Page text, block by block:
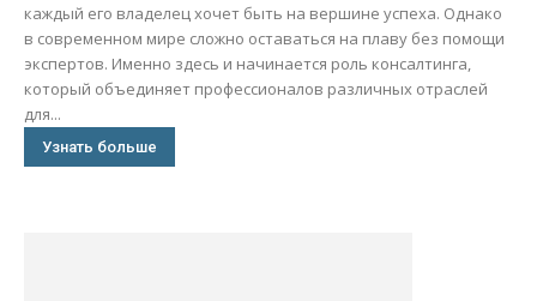
каждый его владелец хочет быть на вершине успеха. Однако
в современном мире сложно оставаться на плаву без помощи
экспертов. Именно здесь и начинается роль консалтинга,
который объединяет профессионалов различных отраслей
для...
Узнать больше